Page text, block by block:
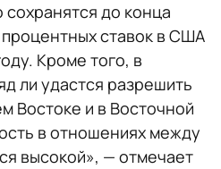
до конца
ставок в США
Кроме того, в
ли удастся разрешить
Востоке и в Восточной
в отношениях между
высокой», — отмечает